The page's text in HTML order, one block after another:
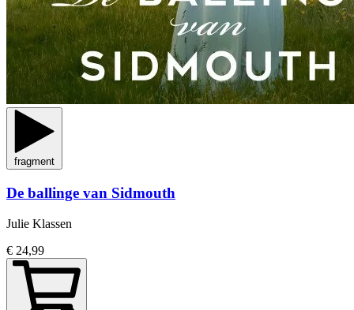
fragment
De ballinge van Sidmouth
Julie Klassen
€ 24,99